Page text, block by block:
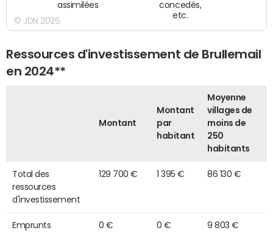
assimilées
concedés,
etc.
© JDN 2026
Ressources d'investissement de Brullemail
en 2024**
Montant
Montant
par
habitant
Moyenne
villages de
moins de
250
habitants
Total des
ressources
d'investissement
129 700 € 1 395 € 86 130 €
Emprunts 0 € 0 € 9 803 €